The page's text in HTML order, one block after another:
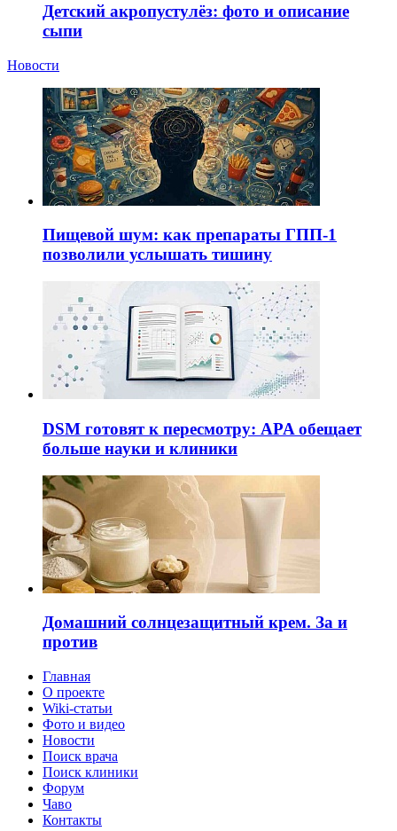
Детский акропустулёз: фото и описание
сыпи
Новости
Пищевой шум: как препараты ГПП-1
позволили услышать тишину
DSM готовят к пересмотру: APA обещает
больше науки и клиники
Домашний солнцезащитный крем. За и
против
Главная
О проекте
Wiki-статьи
Фото и видео
Новости
Поиск врача
Поиск клиники
Форум
Чаво
Контакты